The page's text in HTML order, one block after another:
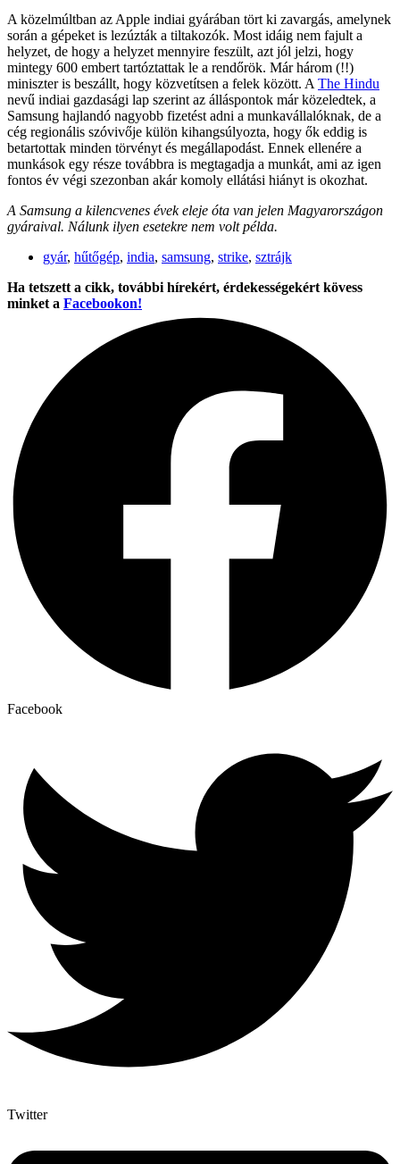
A közelmúltban az Apple indiai gyárában tört ki zavargás, amelynek
során a gépeket is lezúzták a tiltakozók. Most idáig nem fajult a
helyzet, de hogy a helyzet mennyire feszült, azt jól jelzi, hogy
mintegy 600 embert tartóztattak le a rendőrök. Már három (!!)
miniszter is beszállt, hogy közvetítsen a felek között. A The Hindu
nevű indiai gazdasági lap szerint az álláspontok már közeledtek, a
Samsung hajlandó nagyobb fizetést adni a munkavállalóknak, de a
cég regionális szóvivője külön kihangsúlyozta, hogy ők eddig is
betartottak minden törvényt és megállapodást. Ennek ellenére a
munkások egy része továbbra is megtagadja a munkát, ami az igen
fontos év végi szezonban akár komoly ellátási hiányt is okozhat.
A Samsung a kilencvenes évek eleje óta van jelen Magyarországon
gyáraival. Nálunk ilyen esetekre nem volt példa.
gyár, hűtőgép, india, samsung, strike, sztrájk
Ha tetszett a cikk, további hírekért, érdekességekért kövess
minket a Facebookon!
Facebook
Twitter